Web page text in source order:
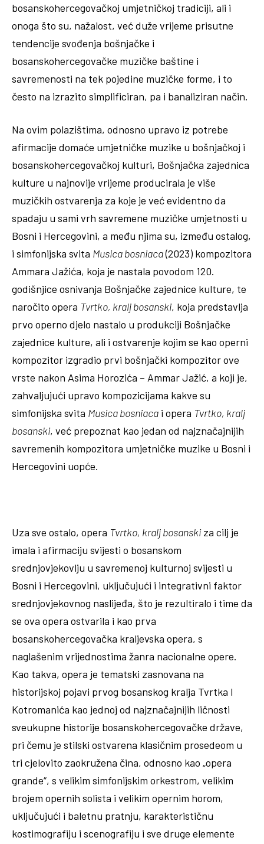
bosanskohercegovačkoj umjetničkoj tradiciji, ali i
onoga što su, nažalost, već duže vrijeme prisutne
tendencije svođenja bošnjačke i
bosanskohercegovačke muzičke baštine i
savremenosti na tek pojedine muzičke forme, i to
često na izrazito simplificiran, pa i banaliziran način.
Na ovim polazištima, odnosno upravo iz potrebe
afirmacije domaće umjetničke muzike u bošnjačkoj i
bosanskohercegovačkoj kulturi, Bošnjačka zajednica
kulture u najnovije vrijeme producirala je više
muzičkih ostvarenja za koje je već evidentno da
spadaju u sami vrh savremene muzičke umjetnosti u
Bosni i Hercegovini, a među njima su, između ostalog,
i simfonijska svita Musica bosniaca(2023) kompozitora
Ammara Jažića, koja je nastala povodom 120.
godišnjice osnivanja Bošnjačke zajednice kulture, te
naročito opera Tvrtko, kralj bosanski, koja predstavlja
prvo operno djelo nastalo u produkciji Bošnjačke
zajednice kulture, ali i ostvarenje kojim se kao operni
kompozitor izgradio prvi bošnjački kompozitor ove
vrste nakon Asima Horozića – Ammar Jažić, a koji je,
zahvaljujući upravo kompozicijama kakve su
simfonijska svita Musica bosniaca i opera Tvrtko, kralj
bosanski, već prepoznat kao jedan od najznačajnijih
savremenih kompozitora umjetničke muzike u Bosni i
Hercegovini uopće.
Uza sve ostalo, opera Tvrtko, kralj bosanskiza cilj je
imala i afirmaciju svijesti o bosanskom
srednjovjekovlju u savremenoj kulturnoj svijesti u
Bosni i Hercegovini, uključujući i integrativni faktor
srednjovjekovnog naslijeđa, što je rezultiralo i time da
se ova opera ostvarila i kao prva
bosanskohercegovačka kraljevska opera, s
naglašenim vrijednostima žanra nacionalne opere.
Kao takva, opera je tematski zasnovana na
historijskoj pojavi prvog bosanskog kralja Tvrtka I
Kotromanića kao jednoj od najznačajnijih ličnosti
sveukupne historije bosanskohercegovačke države,
pri čemu je stilski ostvarena klasičnim prosedeom u
tri cjelovito zaokružena čina, odnosno kao „opera
grande“, s velikim simfonijskim orkestrom, velikim
brojem opernih solista i velikim opernim horom,
uključujući i baletnu pratnju, karakterističnu
kostimografiju i scenografiju i sve druge elemente